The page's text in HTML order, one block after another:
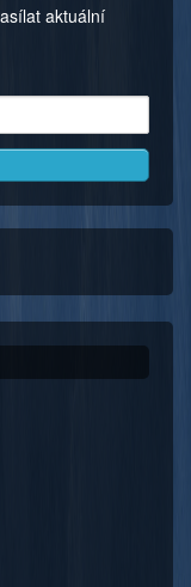
aktuální